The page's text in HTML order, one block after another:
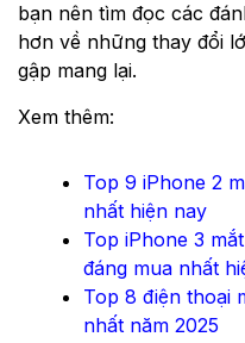
bạn nên tìm đọc các
hơn về những thay đổi
gập mang lại.
Xem thêm:
Top 9 iPhone 2
nhất hiện nay
Top iPhone 3
đáng mua nhất
Top 8 điện thoại
nhất năm 2025